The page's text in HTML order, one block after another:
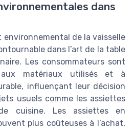
dans
environnemental de la vaisselle
dans l’art de la table
Les consommateurs sont
aux matériaux utilisés et à
influençant leur décision
usuels comme les assiettes
cuisine. Les assiettes en
plus coûteuses à l’achat,